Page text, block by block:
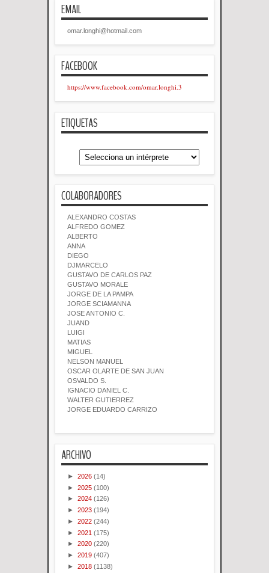
EMAIL
omar.longhi@hotmail.com
FACEBOOK
https://www.facebook.com/omar.longhi.3
ETIQUETAS
COLABORADORES
ALEXANDRO COSTAS
ALFREDO GOMEZ
ALBERTO
ANNA
DIEGO
DJMARCELO
GUSTAVO DE CARLOS PAZ
GUSTAVO MORALE
JORGE DE LA PAMPA
JORGE SCIAMANNA
JOSE ANTONIO C.
JUAND
LUIGI
MATIAS
MIGUEL
NELSON MANUEL
OSCAR OLARTE DE SAN JUAN
OSVALDO S.
IGNACIO DANIEL C.
WALTER GUTIERREZ
JORGE EDUARDO CARRIZO
ARCHIVO
► 2026 (14)
► 2025 (100)
► 2024 (126)
► 2023 (194)
► 2022 (244)
► 2021 (175)
► 2020 (220)
► 2019 (407)
► 2018 (1138)